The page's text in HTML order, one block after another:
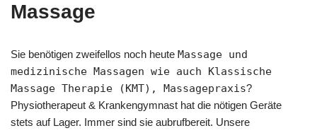
Massage
Sie benötigen zweifellos noch heute Massage und
medizinische Massagen wie auch Klassische
Massage Therapie (KMT), Massagepraxis?
Physiotherapeut & Krankengymnast hat die nötigen Geräte
stets auf Lager. Immer sind sie aubrufbereit. Unsere